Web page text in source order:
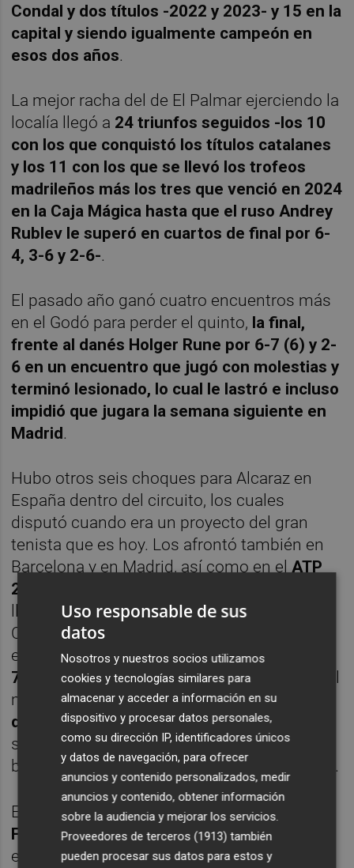
Condal y dos títulos -2022 y 2023- y 15 en la
capital y siendo igualmente campeón en
esos dos años.
La mejor racha del de El Palmar ejerciendo la
localía llegó a 24 triunfos seguidos -los 10
con los que conquistó los títulos catalanes
y los 11 con los que se llevó los trofeos
madrileños más los tres que venció en 2024
en la Caja Mágica hasta que el ruso Andrey
Rublev le superó en cuartos de final por 6-
4, 3-6 y 2-6-.
El pasado año ganó cuatro encuentros más
en el Godó para perder el quinto, la final,
frente al danés Holger Rune por 6-7 (6) y 2-
6 en un encuentro que jugó con molestias y
terminó lesionado, lo cual le lastró e incluso
impidió que jugara la semana siguiente en
Madrid.
Hubo otros seis choques para Alcaraz en
España dentro del circuito, los cuales
disputó cuando era un proyecto del gran
tenista que es hoy. Los afrontó también en
Barcelona y en Madrid, así como en elATP
250 de Marbella
llegaron, las tres en 2021, en la capital de
Cataluña en su estreno frente al
estadounidenseFrances Tiafoe por 4-6 y 6-
7 (2)
, en la segunda ronda del MMO contra el
mallorquínRafa Nadal por 1-6 y 2-6 justo el
día que Carlos cumplió 18 añosy en las
semifinales marbellíes a manos de otro
balear comoJaume Munar por 6-7 (4) y 4-6 .
En la Davis sólo perdió frente al canadiense
Felix Auger-Aliassime por 7-6 (3), 4-6 y 2-6
en la capital del Turia en 2022.
Uso responsable de sus
datos
Nosotros y nuestros socios utilizamos
cookies y tecnologías similares para
almacenar y acceder a información en su
dispositivo y procesar datos personales,
como su dirección IP, identificadores únicos
y datos de navegación, para ofrecer
anuncios y contenido personalizados, medir
anuncios y contenido, obtener información
sobre la audiencia y mejorar los servicios.
Proveedores de terceros (1913) también
pueden procesar sus datos para estos y